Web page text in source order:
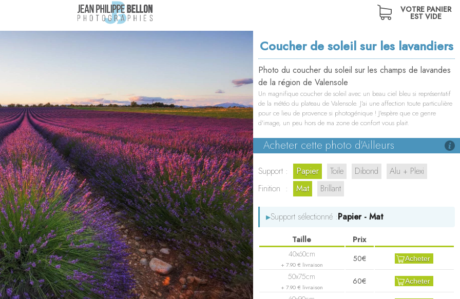
VOTRE PANIER
EST VIDE
Coucher de soleil sur les lavandiers
Photo du coucher du soleil sur les champs de lavandes
de la région de Valensole
Un magnifique coucher de soleil avec un beau ciel bleu si représentatif
de la météo du plateau de Valensole. J'ai une affection toute particulière
pour ce lieu de provence si photogénique ! J'espère que ce genre
d'image, un peu hors de ma zone de confort vous plait.
Acheter cette photo d'Ailleurs
Support : Papier Toile Dibond
Alu + Plexi
Finition :
Mat Brillant
▸Support sélectionné :Papier - Mat
+ 7.90 € livraison
50€ Acheter
+ 7.90 € livraison
60€ Acheter